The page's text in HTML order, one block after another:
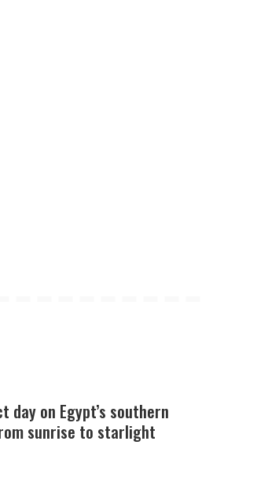
day on Egypt’s southern
sunrise to starlight